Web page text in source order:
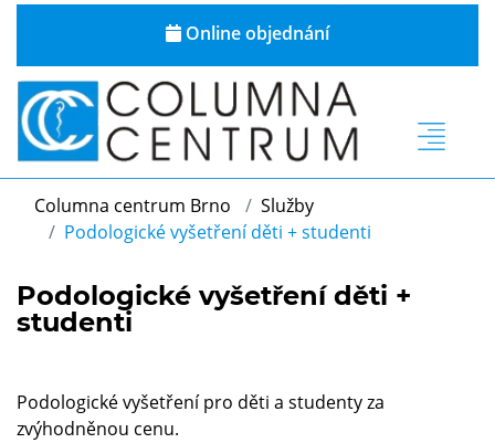
Online objednání
Columna centrum Brno
Služby
Podologické vyšetření děti + studenti
Podologické vyšetření děti +
studenti
Podologické vyšetření pro děti a studenty za
zvýhodněnou cenu.